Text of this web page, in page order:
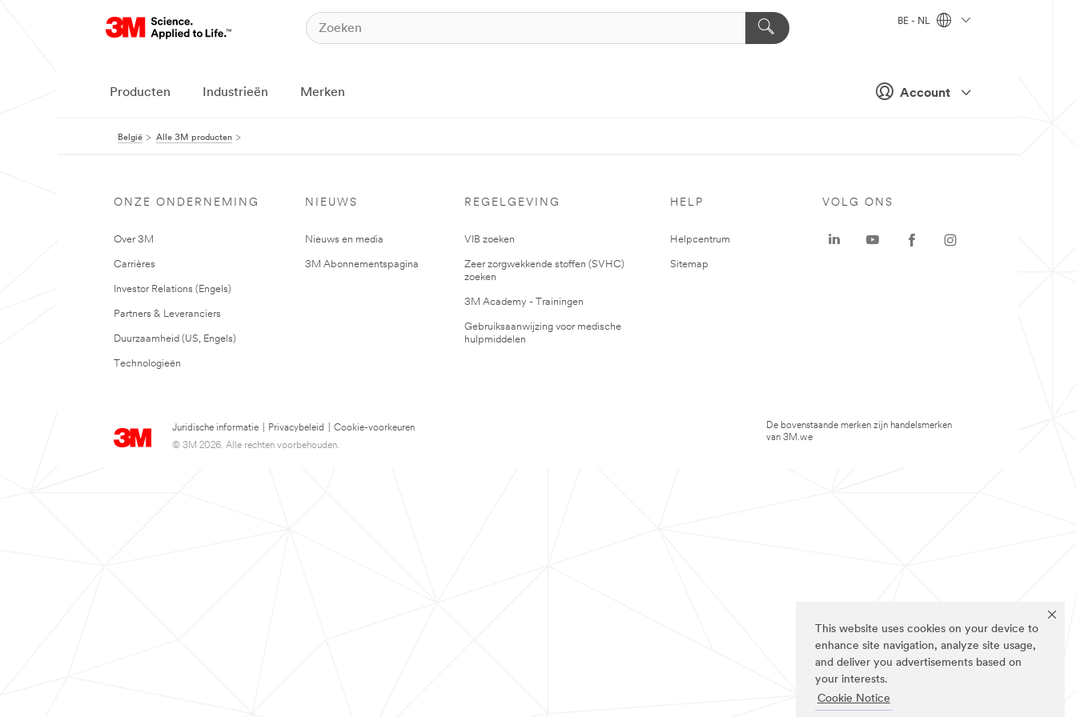
This website uses cookies on your device to
enhance site navigation, analyze site usage,
and deliver you advertisements based on
your interests.
Cookie Notice
Account
BE - NL
Producten Industrieën Merken
België Alle 3M producten
ONZE ONDERNEMING
Over 3M
Carrières
Investor Relations (Engels)
Partners & Leveranciers
Duurzaamheid (US, Engels)
Technologieën
NIEUWS
Nieuws en media
3M Abonnementspagina
REGELGEVING
VIB zoeken
Zeer zorgwekkende stoffen (SVHC)
zoeken
3M Academy - Trainingen
Gebruiksaanwijzing voor medische
hulpmiddelen
HELP
Helpcentrum
Sitemap
Juridische informatie Privacybeleid
Cookie-voorkeuren
© 3M 2026. Alle rechten voorbehouden.
VOLG ONS
De bovenstaande merken zijn handelsmerken
van 3M.we